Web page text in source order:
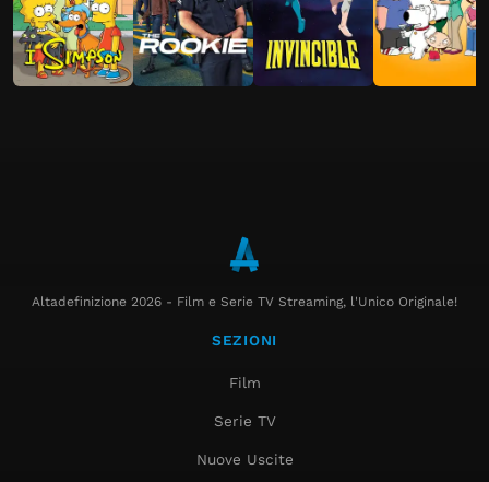
Altadefinizione 2026 - Film e Serie TV Streaming, l'Unico Originale!
SEZIONI
Film
Serie TV
Nuove Uscite